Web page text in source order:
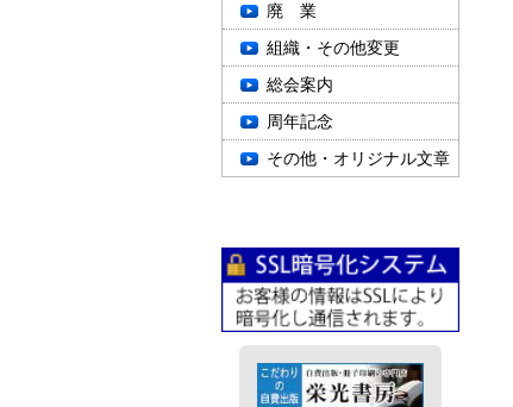
廃 業
組織・その他変更
総会案内
周年記念
その他・オリジナル文章